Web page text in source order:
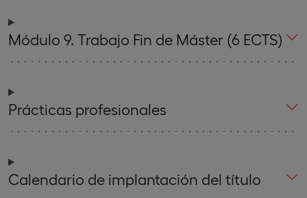
Módulo 9. Trabajo Fin de Máster (6 ECTS)
Prácticas profesionales
Calendario de implantación del título